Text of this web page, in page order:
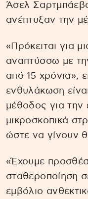
Άσελ
ανέπτυξαν την
«Πρόκειται για
αναπτύσσω με
από 15 χρόνια»,
ενθυλάκωση
μέθοδος για την
μικροσκοπικά
ώστε να γίνουν
«Έχουμε
σταθεροποίηση
εμβόλιο